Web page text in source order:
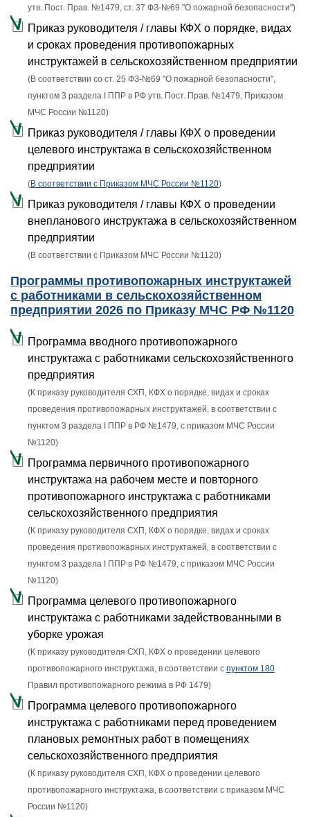
утв. Пост. Прав. №1479, ст. 37 ФЗ-№69 "О пожарной безопасности")
Приказ руководителя / главы КФХ о порядке, видах
и сроках проведения противопожарных
инструктажей в сельскохозяйственном предприятии
(В соответствии со ст. 25 ФЗ-№69 "О пожарной безопасности",
пунктом 3 раздела I ППР в РФ утв. Пост. Прав. №1479, Приказом
МЧС России №1120)
Приказ руководителя / главы КФХ о проведении
целевого инструктажа в сельскохозяйственном
предприятии
(В соответствии с Приказом МЧС России №1120)
Приказ руководителя / главы КФХ о проведении
внепланового инструктажа в сельскохозяйственном
предприятии
(В соответствии с Приказом МЧС России №1120)
Программы противопожарных инструктажей
с работниками в сельскохозяйственном
предприятии 2026 по Приказу МЧС РФ №1120
Программа вводного противопожарного
инструктажа с работниками сельскохозяйственного
предприятия
(К приказу руководителя СХП, КФХ о порядке, видах и сроках
проведения противопожарных инструктажей, в соответствии с
пунктом 3 раздела I ППР в РФ №1479, с приказом МЧС России
№1120)
Программа первичного противопожарного
инструктажа на рабочем месте и повторного
противопожарного инструктажа с работниками
сельскохозяйственного предприятия
(К приказу руководителя СХП, КФХ о порядке, видах и сроках
проведения противопожарных инструктажей, в соответствии с
пунктом 3 раздела I ППР в РФ №1479, с приказом МЧС России
№1120)
Программа целевого противопожарного
инструктажа с работниками задействованными в
уборке урожая
(К приказу руководителя СХП, КФХ о проведении целевого
противопожарного инструктажа, в соответствии с пунктом 180
Правил противопожарного режима в РФ 1479)
Программа целевого противопожарного
инструктажа с работниками перед проведением
плановых ремонтных работ в помещениях
сельскохозяйственного предприятия
(К приказу руководителя СХП, КФХ о проведении целевого
противопожарного инструктажа, в соответствии с приказом МЧС
России №1120)